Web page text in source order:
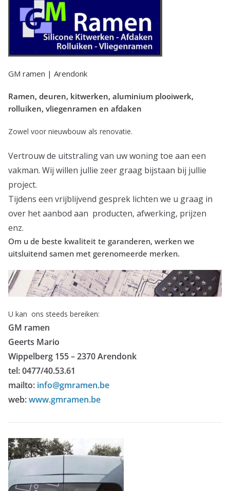
GM ramen | Arendonk
Ramen, deuren, kitwerken, aluminium plooiwerk,
rolluiken, vliegenramen en afdaken
Zowel voor nieuwbouw als renovatie.
Vertrouw de uitstraling van uw woning toe aan een
vakman. Wij willen jullie zeer graag bijstaan bij jullie
project.
Tijdens een vrijblijvend gesprek lichten we u graag in
over het aanbod aan producten, afwerking, prijzen
enz.
Om u de beste kwaliteit te garanderen, werken we
uitsluitend samen met gerenomeerde merken.
U kan ons steeds bereiken:
GM ramen
Geerts Mario
Wippelberg 155 – 2370 Arendonk
tel: 0477/40.53.61
mailto: info@gmramen.be
web:www.gmramen.be